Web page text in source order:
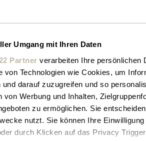
Umgang mit Ihren Daten
Partner verarbeiten Ihre persönlichen
von Technologien wie Cookies, um
darauf zuzugreifen und so
von Werbung und Inhalten,
zu ermöglichen. Sie
nutzt. Sie können Ihre
durch Klicken auf das Privacy